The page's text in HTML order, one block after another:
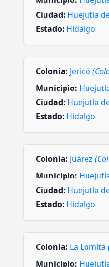
Ciudad: Huejutla
Estado: Hidalgo
Colonia: Jericó
Municipio:
Ciudad: Huejutla
Estado: Hidalgo
Colonia: Juárez
Municipio:
Ciudad: Huejutla
Estado: Hidalgo
Colonia: La Lomita
Municipio: